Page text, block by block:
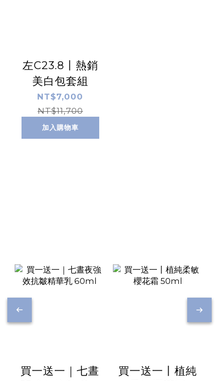
左C23.8丨熱銷
美白包套組
NT$7,000
NT$11,700
加入購物車
買一送一｜七晝
買一送一丨植純